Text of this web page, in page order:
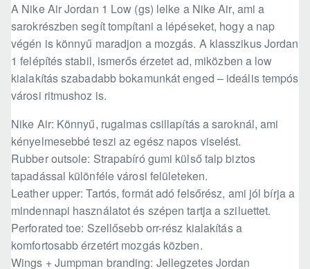
A Nike Air Jordan 1 Low (gs) lelke a Nike Air, ami a
sarokrészben segít tompítani a lépéseket, hogy a nap
végén is könnyű maradjon a mozgás. A klasszikus Jordan
1 felépítés stabil, ismerős érzetet ad, miközben a low
kialakítás szabadabb bokamunkát enged – ideális tempós
városi ritmushoz is.
Nike Air: Könnyű, rugalmas csillapítás a saroknál, ami
kényelmesebbé teszi az egész napos viselést.
Rubber outsole: Strapabíró gumi külső talp biztos
tapadással különféle városi felületeken.
Leather upper: Tartós, formát adó felsőrész, ami jól bírja a
mindennapi használatot és szépen tartja a sziluettet.
Perforated toe: Szellősebb orr-rész kialakítás a
komfortosabb érzetért mozgás közben.
Wings + Jumpman branding: Jellegzetes Jordan